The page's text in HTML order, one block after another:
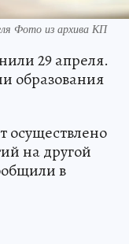
Фото из архива КП
29 апреля.
образования
осуществлено
на другой
в